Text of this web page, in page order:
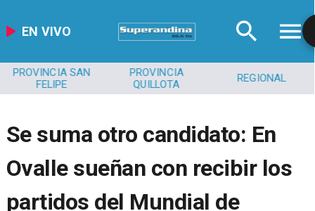
EN VIVO
PROVINCIA SAN
FELIPE
PROVINCIA
QUILLOTA
REGIONAL
Se suma otro candidato: En
Ovalle sueñan con recibir los
partidos del Mundial de